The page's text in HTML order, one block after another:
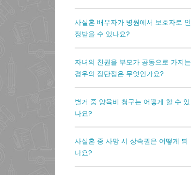
사실혼 배우자가 병원에서 보호자로 인
정받을 수 있나요?
자녀의 친권을 부모가 공동으로 가지는
경우의 장단점은 무엇인가요?
별거 중 양육비 청구는 어떻게 할 수 있
나요?
사실혼 중 사망 시 상속권은 어떻게 되
나요?